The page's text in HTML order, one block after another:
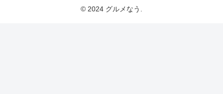
© 2024 グルメなう.